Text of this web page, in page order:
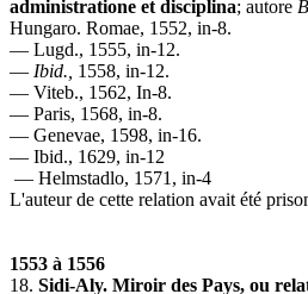
administratione et disciplina; autore
Hungaro. Romae, 1552, in-8.
— Lugd., 1555, in-12.
— Ibid., 1558, in-12.
— Viteb., 1562, In-8.
— Paris, 1568, in-8.
— Genevae, 1598, in-16.
— Ibid., 1629, in-12
— Helmstadlo, 1571, in-4
L'auteur de cette relation avait été
1553 à 1556
18. Sidi-Aly. Miroir des Pays, ou